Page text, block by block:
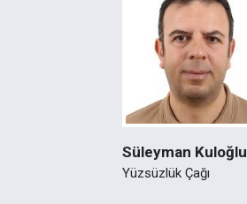
Süleyman Kuloğlu
Yüzsüzlük Çağı